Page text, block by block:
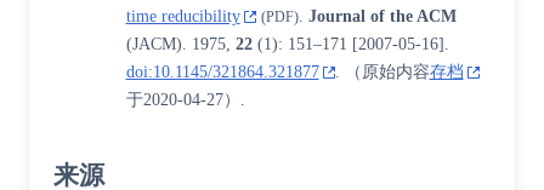
time reducibility
(PDF). Journal of the ACM
(JACM). 1975, 22(1): 151–171 [2007-05-16] .
doi:10.1145/321864.321877
. （原始内容存档
于2020-04-27）.
来源